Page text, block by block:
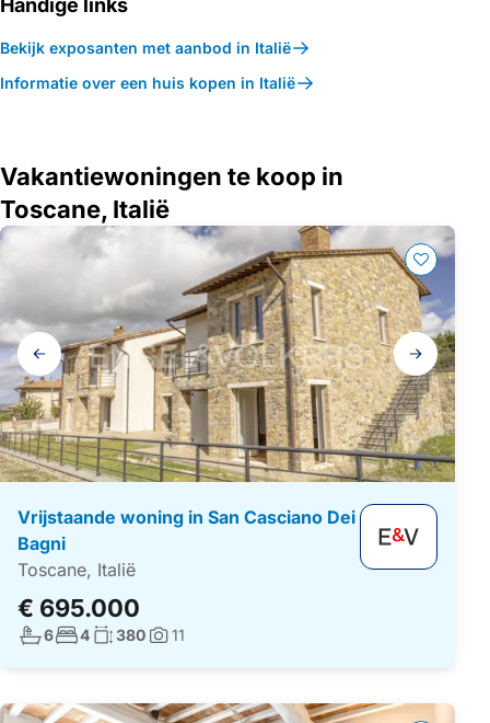
Handige links
Bekijk exposanten met aanbod in Italië
Informatie over een huis kopen in Italië
Vakantiewoningen te koop in
Toscane, Italië
Galerij
navigatie
Vrijstaande woning in San Casciano Dei
Bagni
Toscane, Italië
€ 695.000
Aantal badkamers:
6Aantal slaapkamers:
4Woonoppervlakte:
380Foto's:
11